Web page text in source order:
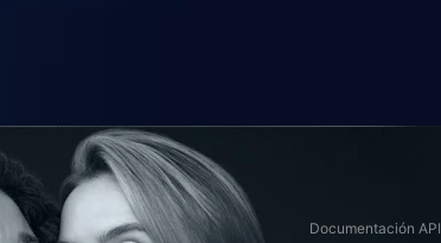
Documentación API